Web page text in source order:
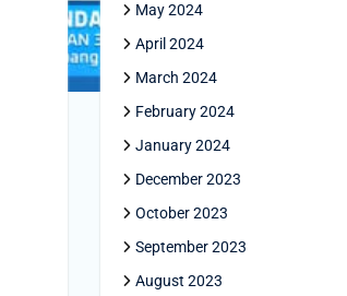
May 2024
April 2024
March 2024
February 2024
January 2024
December 2023
October 2023
September 2023
August 2023